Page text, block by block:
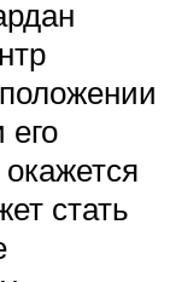
его
стать